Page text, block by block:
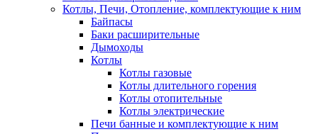
Котлы, Печи, Отопление, комплектующие к ним
Байпасы
Баки расширительные
Дымоходы
Котлы
Котлы газовые
Котлы длительного горения
Котлы отопительные
Котлы электрические
Печи банные и комплектующие к ним